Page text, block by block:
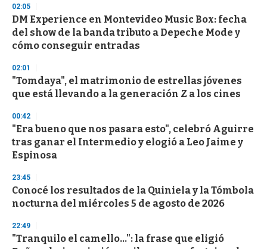
d
s
o
f
3
s
e
o
d
s
02:05
DM Experience en Montevideo Music Box: fecha
del show de la banda tributo a Depeche Mode y
cómo conseguir entradas
02:01
"Tomdaya", el matrimonio de estrellas jóvenes
que está llevando a la generación Z a los cines
00:42
"Era bueno que nos pasara esto", celebró Aguirre
tras ganar el Intermedio y elogió a Leo Jaime y
Espinosa
23:45
Conocé los resultados de la Quiniela y la Tómbola
nocturna del miércoles 5 de agosto de 2026
22:49
"Tranquilo el camello...": la frase que eligió